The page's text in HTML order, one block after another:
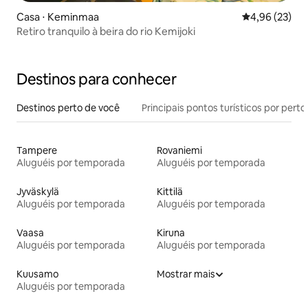
Casa ⋅ Keminmaa 4,96 de uma
4,96 (23)
Retiro tranquilo à beira do rio Kemijoki
Destinos para conhecer
Destinos perto de você Principais pontos turísticos por perto
Tampere
Aluguéis por temporada
Rovaniemi
Aluguéis por temporada
Jyväskylä
Aluguéis por temporada
Kittilä
Aluguéis por temporada
Vaasa
Aluguéis por temporada
Kiruna
Aluguéis por temporada
Kuusamo
Aluguéis por temporada
Mostrar mais